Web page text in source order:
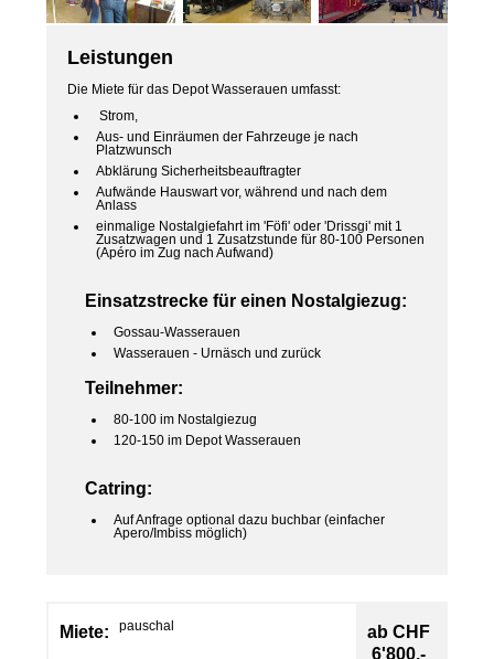
Leistungen
Die Miete für das Depot Wasserauen umfasst:
Strom,
Aus- und Einräumen der Fahrzeuge je nach
Platzwunsch
Abklärung Sicherheitsbeauftragter
Aufwände Hauswart vor, während und nach dem
Anlass
einmalige Nostalgiefahrt im 'Föfi' oder 'Drissgi' mit 1
Zusatzwagen und 1 Zusatzstunde für 80-100 Personen
(Apéro im Zug nach Aufwand)
Einsatzstrecke für einen Nostalgiezug:
Gossau-Wasserauen
Wasserauen - Urnäsch und zurück
Teilnehmer:
80-100 im Nostalgiezug
120-150 im Depot Wasserauen
Catring:
Auf Anfrage optional dazu buchbar (einfacher
Apero/Imbiss möglich)
Miete: pauschal
ab CHF
6'800.-